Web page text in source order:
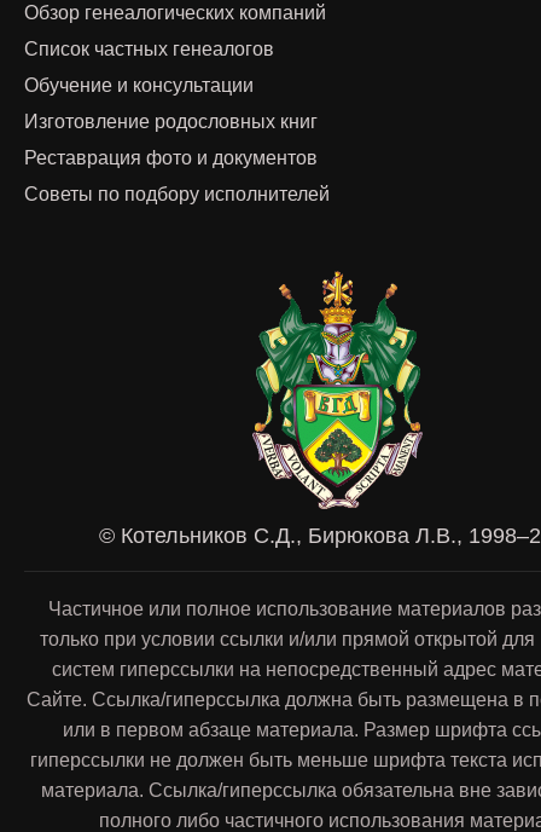
Обзор генеалогических компаний
Список частных генеалогов
Обучение и консультации
Изготовление родословных книг
Реставрация фото и документов
Советы по подбору исполнителей
© Котельников С.Д., Бирюкова Л.В.,
Частичное или полное использование материалов
только при условии ссылки и/или прямой открытой
систем гиперссылки на непосредственный адрес
Сайте. Ссылка/гиперссылка должна быть размещена в
или в первом абзаце материала. Размер шрифта
гиперссылки не должен быть меньше шрифта текста
материала. Ссылка/гиперссылка обязательна вне
полного либо частичного использования